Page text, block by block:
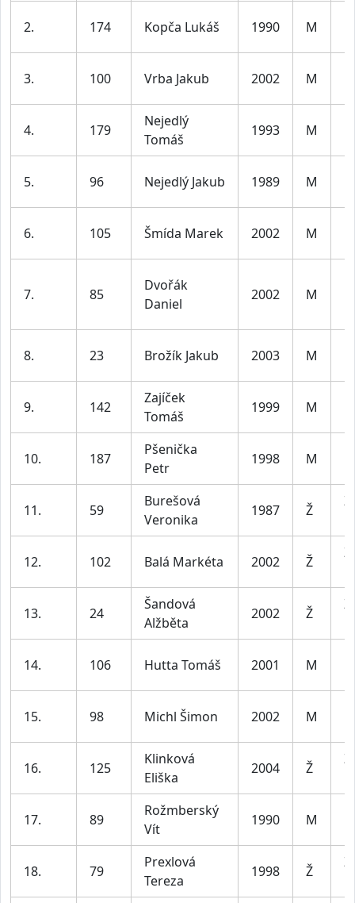
2. 174 Kopča Lukáš 1990 M
3. 100 Vrba Jakub 2002 M
4. 179
Nejedlý
Tomáš
1993 M
5. 96 Nejedlý Jakub 1989 M
6. 105 Šmída Marek 2002 M
7. 85
Dvořák
Daniel
2002 M
8. 23 Brožík Jakub 2003 M
9. 142
Zajíček
Tomáš
1999 M
10. 187
Pšenička
Petr
1998 M
11. 59
Burešová
Veronika
1987 Ž
12. 102 Balá Markéta 2002 Ž
13. 24
Šandová
Alžběta
2002 Ž
14. 106 Hutta Tomáš 2001 M
15. 98 Michl Šimon 2002 M
16. 125
Klinková
Eliška
2004 Ž
17. 89
Rožmberský
Vít
1990 M
18. 79
Prexlová
Tereza
1998 Ž